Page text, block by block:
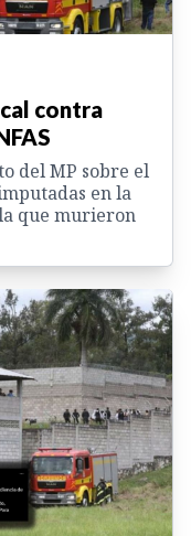
contra
del MP sobre el
en la
la que murieron